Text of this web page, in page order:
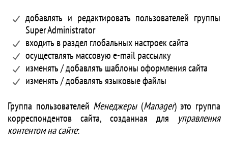
добавлять и редактировать пользователей группы
Super Administrator
входить в раздел глобальных настроек сайта
осуществлять массовую e-mail рассылку
изменять / добавлять шаблоны оформления сайта
изменять / добавлять языковые файлы
Группа пользователей Менеджеры(Manager) это группа
корреспондентов сайта, созданная для управления
контентом на сайте: